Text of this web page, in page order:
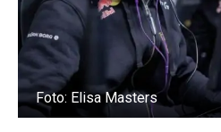
Foto: Elisa Masters